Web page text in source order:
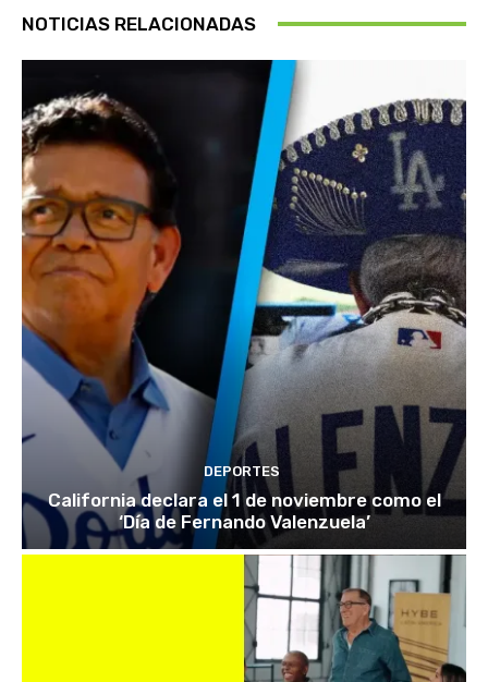
NOTICIAS RELACIONADAS
DEPORTES
California declara el 1 de noviembre como el
‘Día de Fernando Valenzuela’